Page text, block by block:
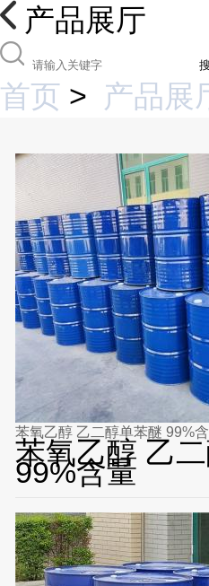
产品展厅
首页 > 产品展
苯氧乙醇 乙二醇单苯醚 99%
苯氧乙醇 乙
99%含量